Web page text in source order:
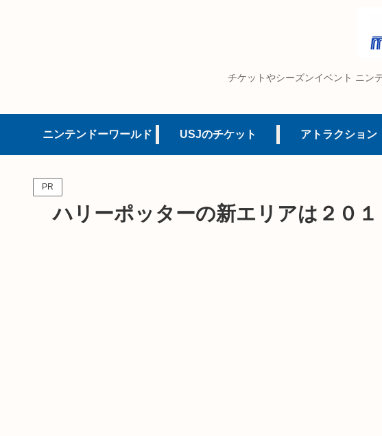
チケットやシーズンイベント ニン
ニンテンドーワールド USJのチケット アトラクション
PR
ハリーポッターの新エリアは２０１